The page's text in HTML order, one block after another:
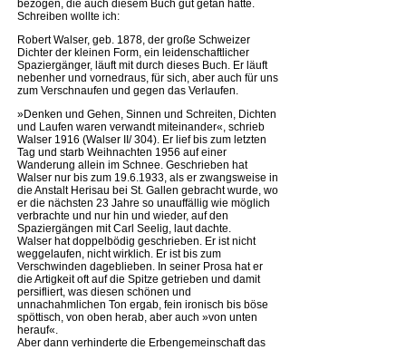
bezogen, die auch diesem Buch gut getan hätte.
Schreiben wollte ich:
Robert Walser, geb. 1878, der große Schweizer
Dichter der kleinen Form, ein leidenschaftlicher
Spaziergänger, läuft mit durch dieses Buch. Er läuft
nebenher und vornedraus, für sich, aber auch für uns
zum Verschnaufen und gegen das Verlaufen.
»Denken und Gehen, Sinnen und Schreiten, Dichten
und Laufen waren verwandt miteinander«, schrieb
Walser 1916 (Walser II/ 304). Er lief bis zum letzten
Tag und starb Weihnachten 1956 auf einer
Wanderung allein im Schnee. Geschrieben hat
Walser nur bis zum 19.6.1933, als er zwangsweise in
die Anstalt Herisau bei St. Gallen gebracht wurde, wo
er die nächsten 23 Jahre so unauffällig wie möglich
verbrachte und nur hin und wieder, auf den
Spaziergängen mit Carl Seelig, laut dachte.
Walser hat doppelbödig geschrieben. Er ist nicht
weggelaufen, nicht wirklich. Er ist bis zum
Verschwinden dageblieben. In seiner Prosa hat er
die Artigkeit oft auf die Spitze getrieben und damit
persifliert, was diesen schönen und
unnachahmlichen Ton ergab, fein ironisch bis böse
spöttisch, von oben herab, aber auch »von unten
herauf«.
Aber dann verhinderte die Erbengemeinschaft das